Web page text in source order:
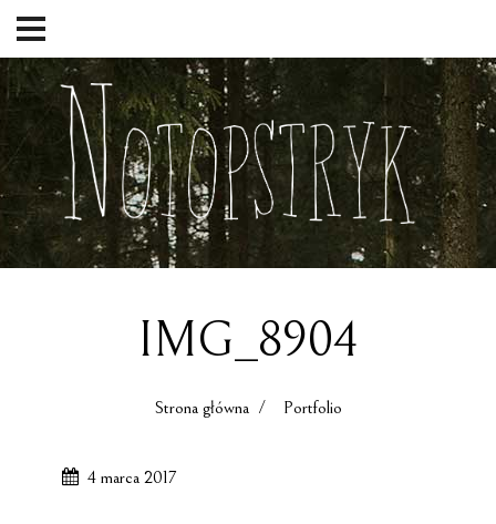
IMG_8904
Strona główna/ Portfolio
4 marca 2017